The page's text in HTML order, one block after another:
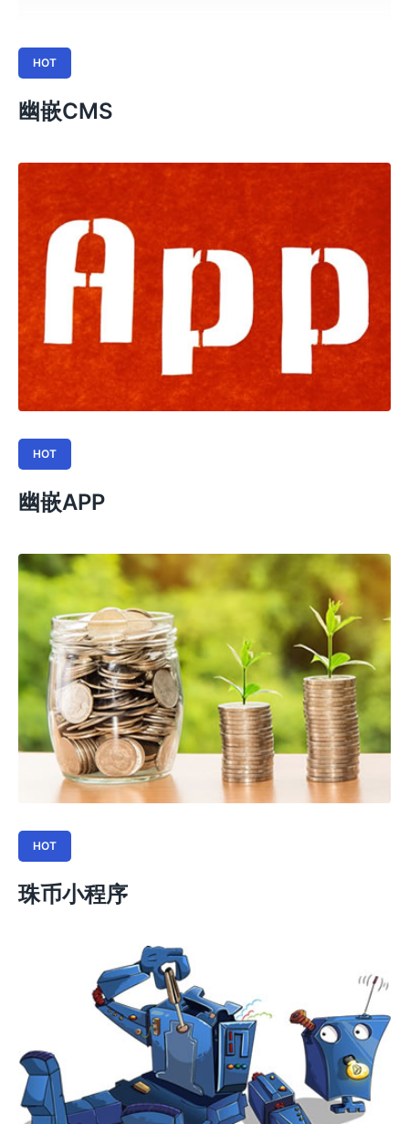
HOT
幽嵌CMS
HOT
幽嵌APP
HOT
珠币小程序